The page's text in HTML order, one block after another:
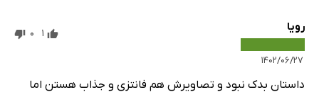
رویا
۱۴۰۲/۰۶/۲۷
1
0
داستان بدک نبود و تصاویرش هم فانتزی و جذاب هستن اما